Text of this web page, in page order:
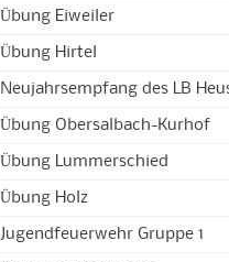
Übung Eiweiler
Übung Hirtel
Neujahrsempfang des LB
Übung Obersalbach-Kurhof
Übung Lummerschied
Übung Holz
Jugendfeuerwehr Gruppe 1